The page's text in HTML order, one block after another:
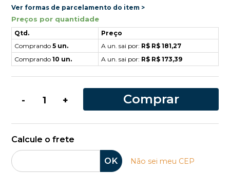
Ver formas de parcelamento do item >
Preços por quantidade
Qtd.
Preço
Comprando 5 un. A un. sai por: R$ R$ 181,27
Comprando 10 un. A un. sai por: R$ R$ 173,39
- + Comprar
Calcule o frete
OK Não sei meu CEP